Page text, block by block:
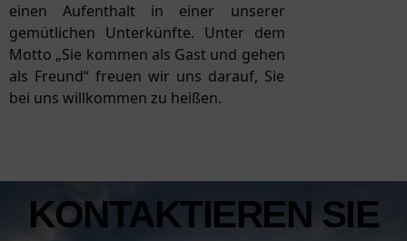
einen Aufenthalt in einer unserer
gemütlichen Unterkünfte. Unter dem
Motto „Sie kommen als Gast und gehen
als Freund“ freuen wir uns darauf, Sie
bei uns willkommen zu heißen.
KONTAKTIEREN SIE